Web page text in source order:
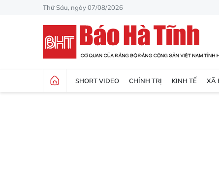
Thứ Sáu, ngày 07/08/2026
SHORT VIDEO CHÍNH TRỊ KINH TẾ XÃ